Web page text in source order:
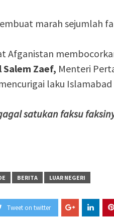
marah sejumlah
Afganistan
Salem Zaef, Menteri
laku
satukan faksu
BERITA LUAR NEGERI
Tweet on twitter